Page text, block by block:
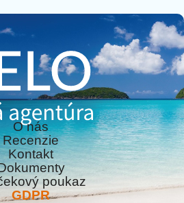
O nás
Recenzie
Kontakt
poukaz
GDPR